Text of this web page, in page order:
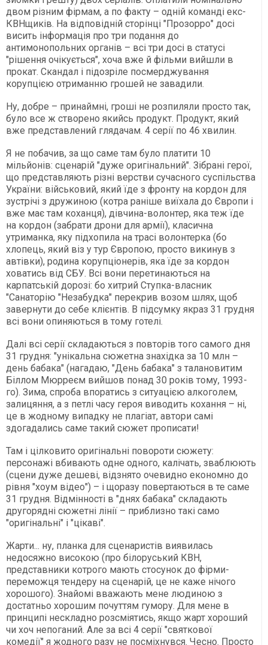
двом різним фірмам, а по факту – одній команді екс-
КВНщиків. На відповідній сторінці "Прозорро" досі
висить інформація про три подання до
антимонопольних органів – всі три досі в статусі
"рішення очікується", хоча вже й фільми вийшли в
прокат. Скандал і підозріле посмерджування
корупцією отриманню грошей не завадили.
Ну, добре – принаймні, гроші не розпиляли просто так,
було все ж створено якийсь продукт. Продукт, який
вже представлений глядачам. 4 серії по 46 хвилин.
Я не побачив, за що саме там було платити 10
мільйонів: сценарій "дуже оригінальний". Зібрані герої,
що представляють різні верстви сучасного суспільства
України: військовий, який їде з фронту на кордон для
зустрічі з дружиною (котра раніше виїхала до Європи і
вже має там коханця), дівчина-волонтер, яка теж їде
на кордон (забрати дрони для армії), класична
утриманка, яку підхопила на трасі волонтерка (бо
хлопець, який віз у тур Європою, просто викинув з
автівки), родина корупціонерів, яка їде за кордон
ховатись від СБУ. Всі вони перетинаються на
карпатській дорозі: бо хитрий Ступка-власник
"Санаторію "Незабудка" перекрив возом шлях, щоб
завернути до себе клієнтів. В підсумку якраз 31 грудня
всі вони опиняються в тому готелі.
Далі всі серії складаються з повторів того самого дня
31 грудня: "унікальна сюжетна знахідка за 10 млн –
день бабака" (нагадаю, "День бабака" з талановитим
Біллом Мюрреєм вийшов понад 30 років тому, 1993-
го). Зима, спроба впоратись з ситуацією алкоголем,
залицяння, а з петлі часу героя виводить кохання – ні,
це в жодному випадку не плагіат, автори самі
здогадались саме такий сюжет прописати!
Там і цілковито оригінальні повороти сюжету:
персонажі вбивають одне одного, калічать, зваблюють
(сцени дуже дешеві, відзнято очевидно економно до
рівня "хоум відео") – і щоразу повертаються в те саме
31 грудня. Відмінності в "днях бабака" складають
другорядні сюжетні лінії – приблизно такі само
"оригінальні" і "цікаві".
Жарти... ну, планка для сценаристів виявилась
недосяжно високою (про білоруський КВН,
представники котрого мають стосунок до фірми-
переможця тендеру на сценарій, це не каже нічого
хорошого). Знайомі вважають мене людиною з
достатньо хорошим почуттям гумору. Для мене в
принципі нескладно розсміятись, якщо жарт хороший
чи хоч непоганий. Але за всі 4 серії "святкової
комедії" я жодного разу не посміхнувся. Чесно. Просто